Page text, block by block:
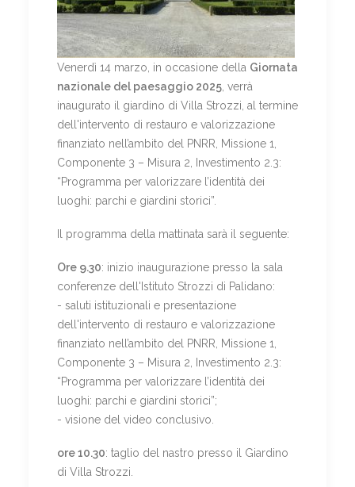
Venerdì 14 marzo, in occasione della Giornata
nazionale del paesaggio 2025 , verrà
inaugurato il giardino di Villa Strozzi, al termine
dell'intervento di restauro e valorizzazione
finanziato nell’ambito del PNRR, Missione 1,
Componente 3 – Misura 2, Investimento 2.3:
“Programma per valorizzare l’identità dei
luoghi: parchi e giardini storici”.
Il programma della mattinata sarà il seguente:
Ore 9.30: inizio inaugurazione presso la sala
conferenze dell'Istituto Strozzi di Palidano:
- saluti istituzionali e presentazione
dell'intervento di restauro e valorizzazione
finanziato nell’ambito del PNRR, Missione 1,
Componente 3 – Misura 2, Investimento 2.3:
“Programma per valorizzare l’identità dei
luoghi: parchi e giardini storici”;
- visione del video conclusivo.
ore 10.30: taglio del nastro presso il Giardino
di Villa Strozzi.